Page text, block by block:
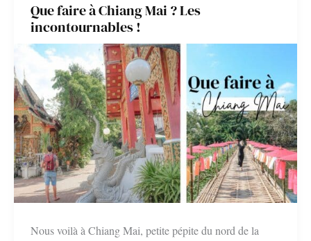
pas
manquer
Que faire à Chiang Mai ? Les
incontournables !
Nous voilà à Chiang Mai, petite pépite du nord de la